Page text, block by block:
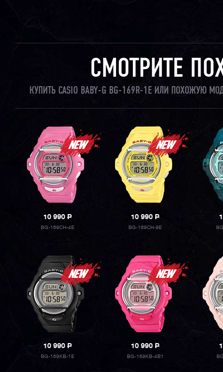
СМОТРИТЕ
КУПИТЬ CASIO BABY-G BG-169R-1E ИЛИ ПОХОЖУЮ
10 990P
BG-169CH-4E
10 990P
BG-169CH-9E
10 990P
BG-169KB-1E
10 990P
BG-169KB-4B1